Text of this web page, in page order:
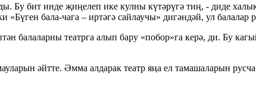
Бу бит инде җиңелеп ике кулны күтәрүгә тиң, - диде
бала-чага – иртәгә сайлаучы» дигәндәй, ул балалар
балаларны театрга алып бару «побор»га керә, ди. Бу
әйтте. Әмма алдарак театр яңа ел тамашаларын